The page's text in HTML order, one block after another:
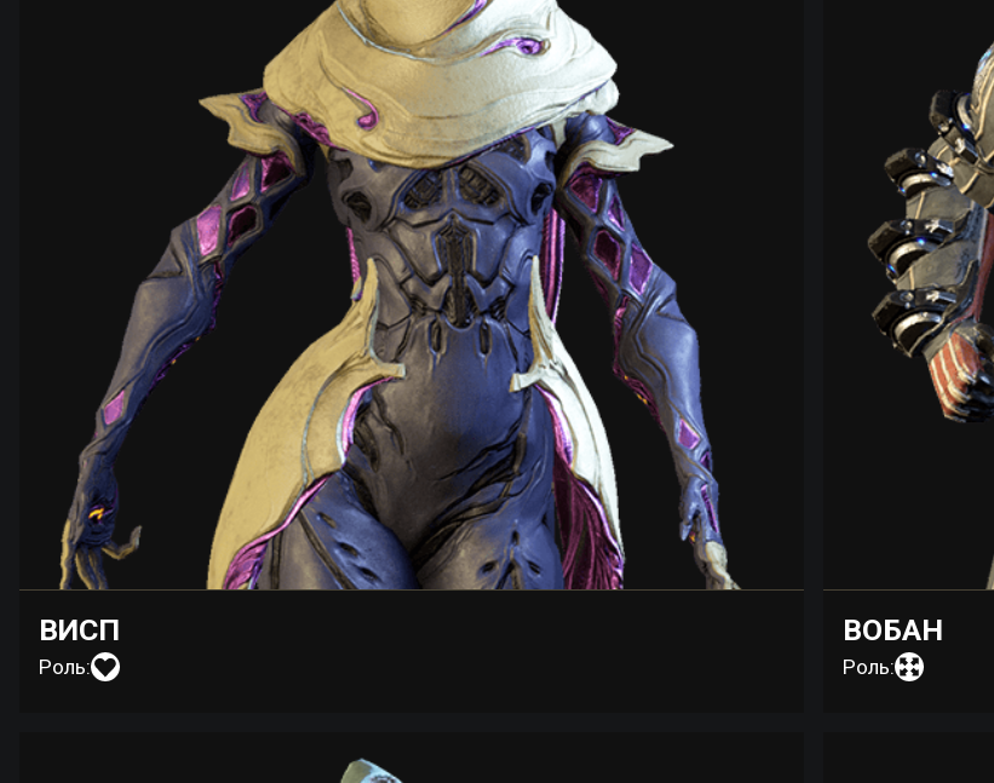
ВИСП
Роль:
ВОБАН
Роль: